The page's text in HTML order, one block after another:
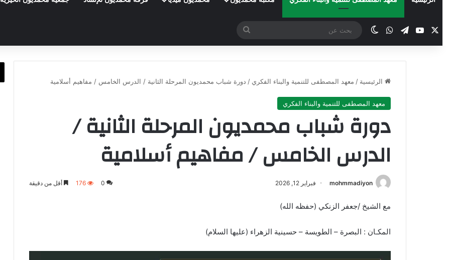
يوتيوبتيلقرامواتسابالوضع المظلم
بحث
عن
الرئيسية / معهد المصطفى للتنمية والبناء الفكري / دورة شباب محمديون المرحلة الثانية / الدرس الخامس / مفاهيم أسلامية
معهد المصطفى للتنمية والبناء الفكري
دورة شباب محمديون المرحلة الثانية /
الدرس الخامس / مفاهيم أسلامية
mohmmadiyon فبراير 12, 2026 0
176 أقل من دقيقة
مع الشيخ /جعفر الزنكي (حفظه الله)
المكـان : البصرة – الطويسة – حسينية الزهراء (عليها السلام)